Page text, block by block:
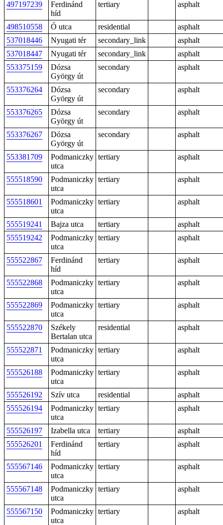
497197239
Ferdinánd
híd
tertiary asphalt
498510558 Ó utca residential
asphalt
537018446
Nyugati tér secondary_link
asphalt
537018447
Nyugati tér secondary_link
asphalt
553375159
Dózsa
György út
secondary asphalt
553376264
Dózsa
György út
secondary asphalt
553376265
Dózsa
György út
secondary asphalt
553376267
Dózsa
György út
secondary asphalt
553381709
Podmaniczky
utca
tertiary asphalt
555518590
Podmaniczky
utca
tertiary asphalt
555518601
Podmaniczky
utca
tertiary asphalt
555519241 Bajza utca tertiary
asphalt
555519242
Podmaniczky
utca
tertiary asphalt
555522867
Ferdinánd
híd
tertiary asphalt
555522868
Podmaniczky
utca
tertiary asphalt
555522869
Podmaniczky
utca
tertiary asphalt
555522870
Székely
Bertalan utca
residential asphalt
555522871
Podmaniczky
utca
tertiary asphalt
555526188
Podmaniczky
utca
tertiary asphalt
555526192 Szív utca residential
asphalt
555526194
Podmaniczky
utca
tertiary asphalt
555526197 Izabella utca tertiary
asphalt
555526201
Ferdinánd
híd
tertiary asphalt
555567146
Podmaniczky
utca
tertiary asphalt
555567148
Podmaniczky
utca
tertiary asphalt
555567150
Podmaniczky
utca
tertiary asphalt